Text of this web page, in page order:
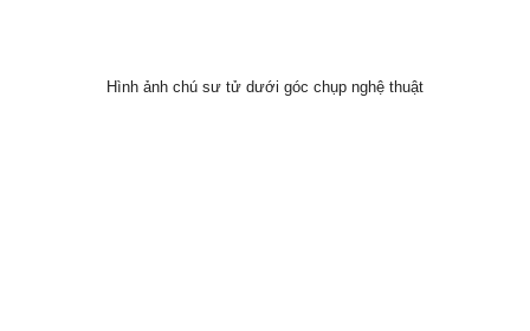
Hình ảnh chú sư tử dưới góc chụp nghệ thuật